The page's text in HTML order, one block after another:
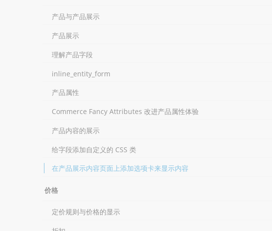
产品与产品展示
产品展示
理解产品字段
inline_entity_form
产品属性
Commerce Fancy Attributes 改进产品属性体验
产品内容的展示
给字段添加自定义的 CSS 类
在产品展示内容页面上添加选项卡来显示内容
价格
定价规则与价格的显示